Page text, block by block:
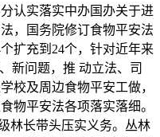
实落实中办国办关于进
，国务院修订食物平安法
扩充到24个，针对近年来
新问题，推 动立法、司
校及周边食物平安工做，
物平安法各项落实落细。
林长带头压实义务。丛林